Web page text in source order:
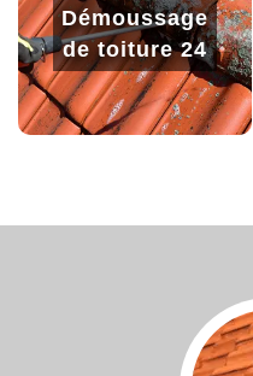
Démoussage
de toiture 24